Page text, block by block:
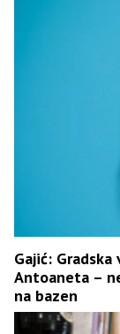
Gajić:
Antoaneta –
na bazen